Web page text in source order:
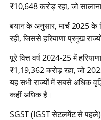
₹10,648 करोड़ रहा, जो
बयान के अनुसार, मार्च 2025 के
रही, जिससे हरियाणा प्रमुख
पूरे वित्त वर्ष 2024-25 में
₹1,19,362 करोड़ रहा, जो
यह सभी राज्यों में सबसे अधिक
कहीं अधिक है।
SGST (IGST सेटलमेंट से